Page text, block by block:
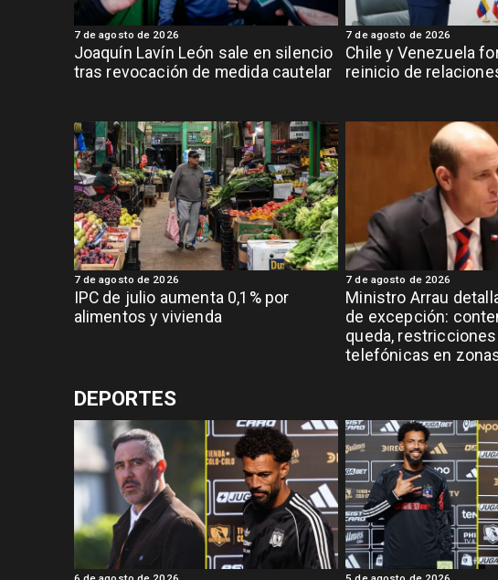
Joaquín Lavín León sale en silencio
tras revocación de medida cautelar
7 de agosto de 2026
Chile y Venezuela
reinicio de
7 de agosto de 2026
IPC de julio aumenta 0,1% por
alimentos y vivienda
7 de agosto de 2026
Ministro Arrau
de excepción:
queda,
telefónicas en
7 de agosto de 2026
DEPORTES